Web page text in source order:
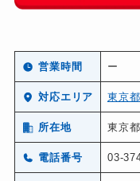
営業時間 ー
対応エリア 東京都
所在地 東京
電話番号 03-